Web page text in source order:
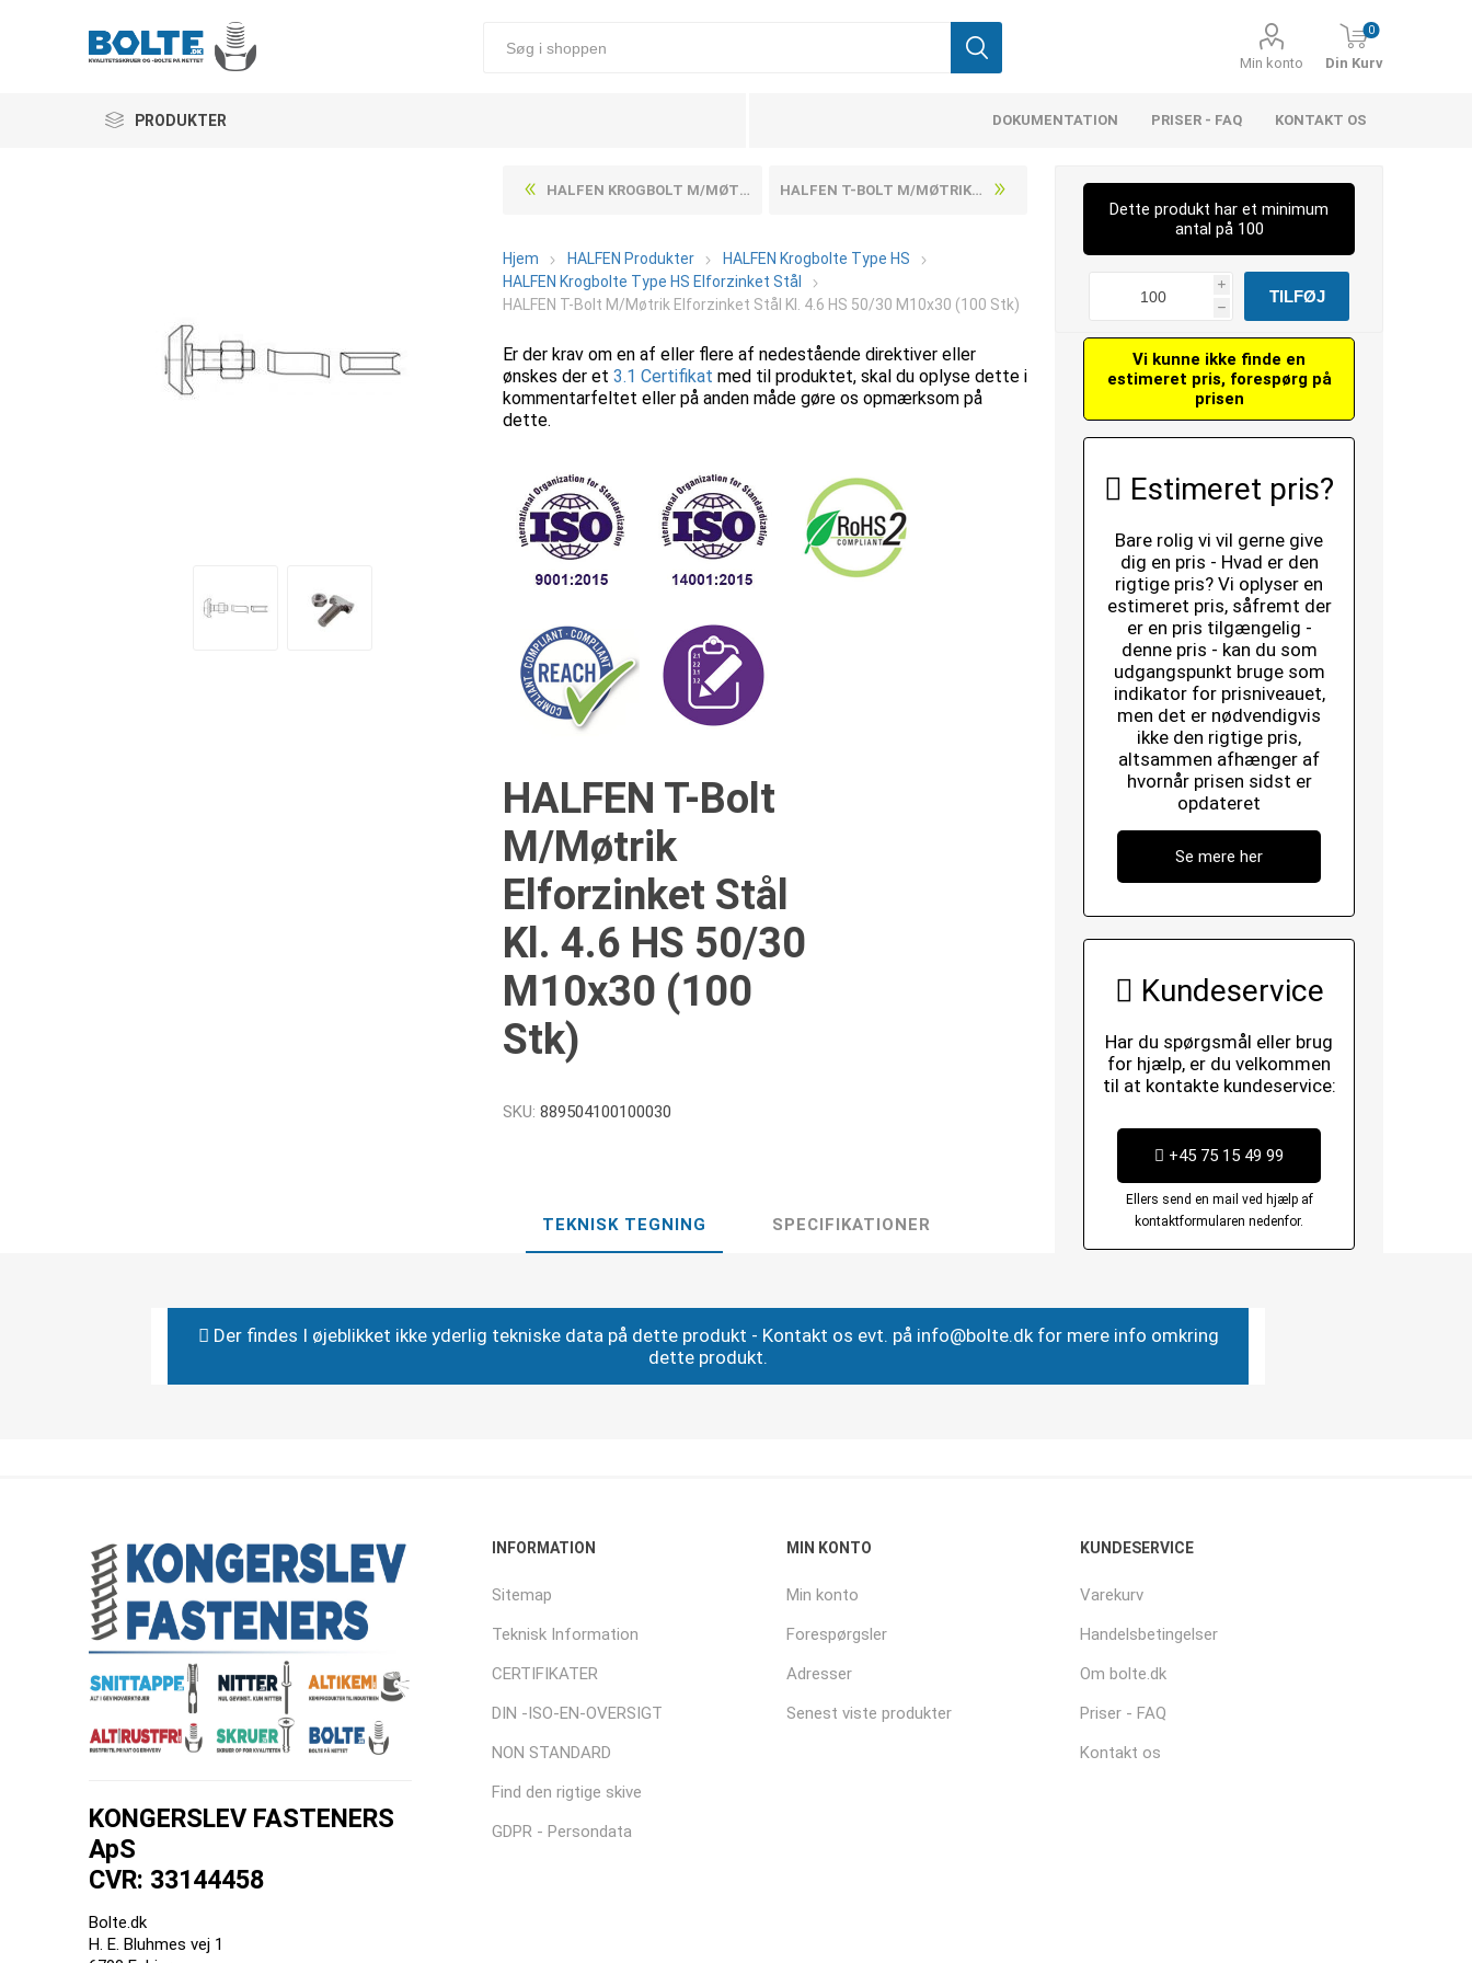
Min konto
0
Din Kurv
PRODUKTER DOKUMENTATION PRISER - FAQ KONTAKT OS
HALFEN KROGBOLT M/MØTRIK ELFORZINKET STÅL KL. 4.6 HS 40/22 M16X80 (25 STK) HALFEN T-BOLT M/MØTRIK ELFORZINKET STÅL KL. 4.6 HS 50/30 M10X40 (100 STK)
Hjem HALFEN Produkter
HALFEN Krogbolte Type HS
HALFEN Krogbolte Type HS Elforzinket Stål
HALFEN T-Bolt M/Møtrik Elforzinket Stål Kl. 4.6 HS 50/30 M10x30 (100 Stk)
Er der krav om en af eller flere af nedestående direktiver eller
ønskes der et3.1 Certifikat med til produktet, skal du oplyse dette i
kommentarfeltet eller på anden måde gøre os opmærksom på
dette.
HALFEN T-Bolt
M/Møtrik
Elforzinket Stål
Kl. 4.6 HS 50/30
M10x30 (100
Stk)
SKU: 889504100100030
Dette produkt har et minimum
antal på 100
i
h
Vi kunne ikke finde en
estimeret pris, forespørg på
prisen
Estimeret pris?
Bare rolig vi vil gerne give
dig en pris - Hvad er den
rigtige pris? Vi oplyser en
estimeret pris, såfremt der
er en pris tilgængelig -
denne pris - kan du som
udgangspunkt bruge som
indikator for prisniveauet,
men det er nødvendigvis
ikke den rigtige pris,
altsammen afhænger af
hvornår prisen sidst er
opdateret
Se mere her
Kundeservice
Har du spørgsmål eller brug
for hjælp, er du velkommen
til at kontakte kundeservice:
+45 75 15 49 99
Ellers send en mail ved hjælp af
kontaktformularen nedenfor.
TEKNISK TEGNING SPECIFIKATIONER
Der findes I øjeblikket ikke yderlig tekniske data på dette produkt - Kontakt os evt. på info@bolte.dk for mere info omkring
dette produkt.
KONGERSLEV FASTENERS
ApS
CVR: 33144458
Bolte.dk
H. E. Bluhmes vej 1
INFORMATION
Sitemap
Teknisk Information
CERTIFIKATER
DIN -ISO-EN-OVERSIGT
NON STANDARD
Find den rigtige skive
GDPR - Persondata
MIN KONTO
Min konto
Forespørgsler
Adresser
Senest viste produkter
KUNDESERVICE
Varekurv
Handelsbetingelser
Om bolte.dk
Priser - FAQ
Kontakt os